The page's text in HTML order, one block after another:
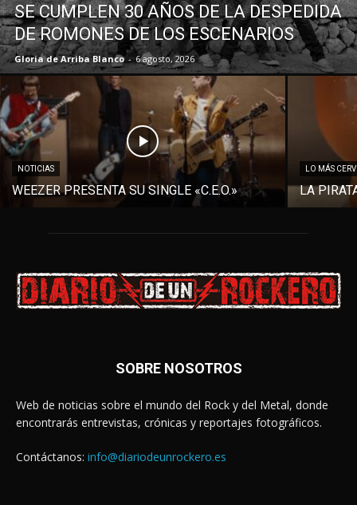
SE CUMPLEN 30 AÑOS DE LA DESPEDIDA
DE ROMONES DE LOS ESCENARIOS
Gloria de Arriba Blanco - 6 agosto, 2026
NOTICIAS
WEEZER PRESENTA SU SINGLE «C.E.O.»
LO MÁS
LA
SOBRE NOSOTROS
Web de noticias sobre el mundo del Rock y del Metal, donde
encontrarás entrevistas, crónicas y reportajes fotográficos.
Contáctanos: info@diariodeunrockero.es